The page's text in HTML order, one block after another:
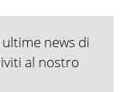
news di
al nostro